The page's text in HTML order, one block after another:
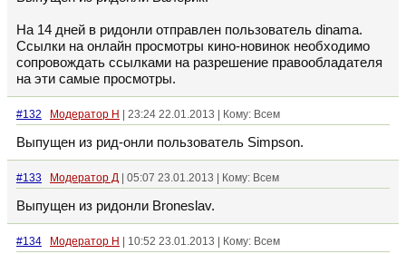
На 14 дней в ридонли отправлен пользователь dinama.
Ссылки на онлайн просмотры кино-новинок необходимо
сопровождать ссылками на разрешение правообладателя
на эти самые просмотры.
#132 Модератор Н | 23:24 22.01.2013 | Кому: Всем
Выпущен из рид-онли пользователь Simpson.
#133 Модератор Д | 05:07 23.01.2013 | Кому: Всем
Выпущен из ридонли Broneslav.
#134 Модератор Н | 10:52 23.01.2013 | Кому: Всем